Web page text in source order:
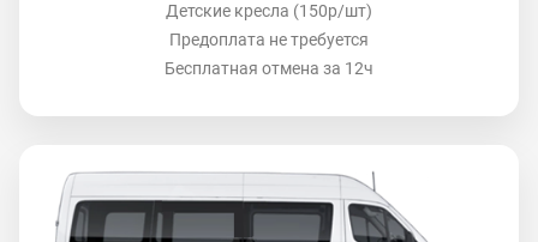
Детские кресла (150р/шт)
Предоплата не требуется
Бесплатная отмена за 12ч